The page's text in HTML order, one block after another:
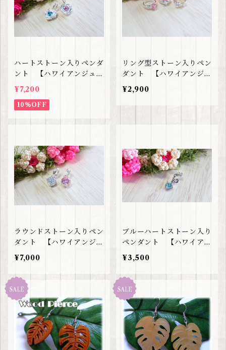
ハートストーン入りペンダ
ント 【ハワイアンジュエ
リー】
¥7,200
10%OFF
リング型ストーン入りペン
ダント 【ハワイアンジュ
エリー】
¥2,900
ラウンドストーン入りペン
ダント 【ハワイアンジュ
エリー】
¥7,000
ブルーハートストーン入り
ペンダント 【ハワイアン
ジュエリー】
¥3,500